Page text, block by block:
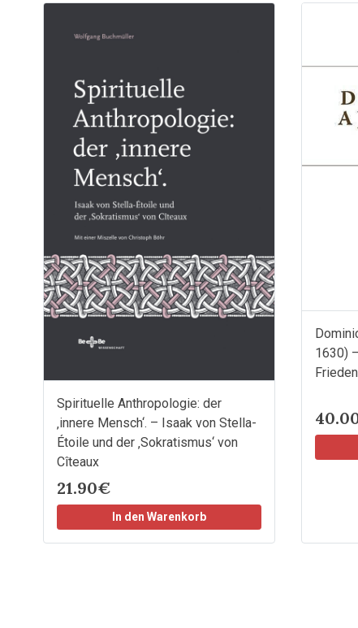
Spirituelle Anthropologie: der
‚innere Mensch‘. – Isaak von Stella-
Étoile und der ‚Sokratismus‘ von
Cîteaux
21.90€
In den Warenkorb
1630)